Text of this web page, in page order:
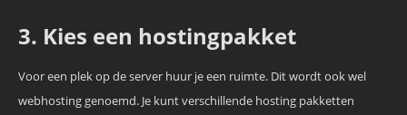
3. Kies een hostingpakket
Voor een plek op de server huur je een ruimte. Dit wordt ook wel
webhosting genoemd. Je kunt verschillende hosting pakketten